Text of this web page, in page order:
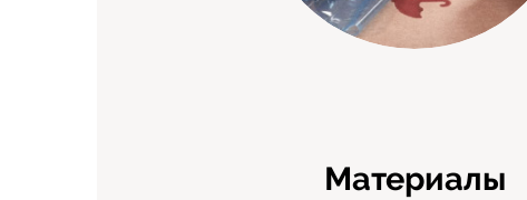
Материалы